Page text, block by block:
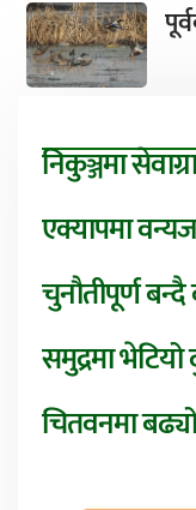
निकुञ्जमा
एक्यापमा
चुनौतीपूर्ण
समुद्रमा
चितवनमा